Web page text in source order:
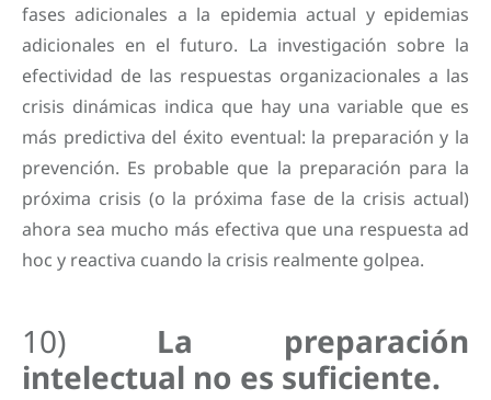
fases adicionales a la epidemia actual y epidemias
adicionales en el futuro. La investigación sobre la
efectividad de las respuestas organizacionales a las
crisis dinámicas indica que hay una variable que es
más predictiva del éxito eventual: la preparación y la
prevención. Es probable que la preparación para la
próxima crisis (o la próxima fase de la crisis actual)
ahora sea mucho más efectiva que una respuesta ad
hoc y reactiva cuando la crisis realmente golpea.
10) La preparación
intelectual no es suficiente.